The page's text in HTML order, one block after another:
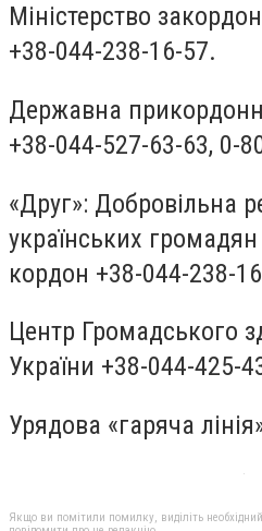
Міністерство
+38-044-238-16-57.
Державна
+38-044-527-63-63, 0-
«Друг»: Добровільна
українських
кордон +38-044-238-
Центр Громадського
України +38-044-425-
Урядова «гаряча
Якщо ви помітили помилку, виділіть